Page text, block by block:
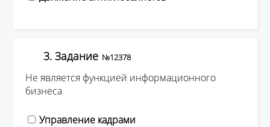
3. Задание №12378
Не является функцией информационного
бизнеса
Управление кадрами